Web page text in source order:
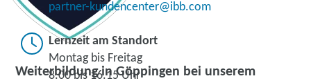
Weiterbildung in Göppingen bei unserem
partner-kundencenter@ibb.com
Lernzeit am Standort
Montag bis Freitag
8.00 bis 16.15 Uhr